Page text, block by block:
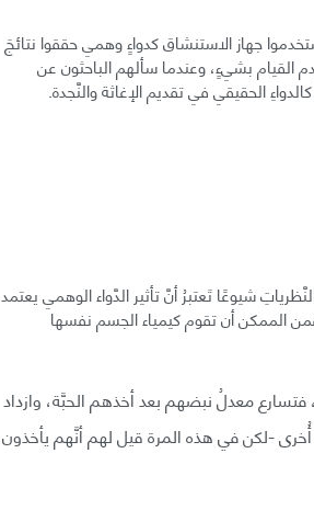
جهاز الاستنشاق كدواءٍ وهمي حققوا نتائجَ
بشيءٍ، وعندما سألهم الباحثون عن
الحقيقي في تقديم الإغاثة والنَّجدة.
شيوعًا تَعتبرُ أنَّ تأثير الدَّواء الوهمي يعتمد
الممكن أن تقوم كيمياء الجسم نفسها
معدلُ نبضهم بعد أخذهم الحبَّة، وازداد
-لكن في هذه المرة قيل لهم أنَّهم يأخذون